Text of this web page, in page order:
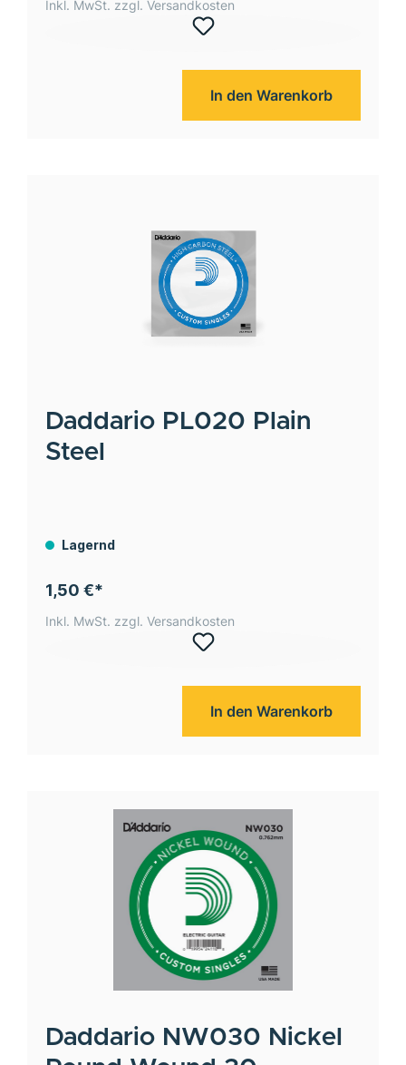
Inkl. MwSt. zzgl. Versandkosten
In den Warenkorb
Daddario PL020 Plain
Steel
Lagernd
1,50 €*
Inkl. MwSt. zzgl. Versandkosten
In den Warenkorb
Daddario NW030 Nickel